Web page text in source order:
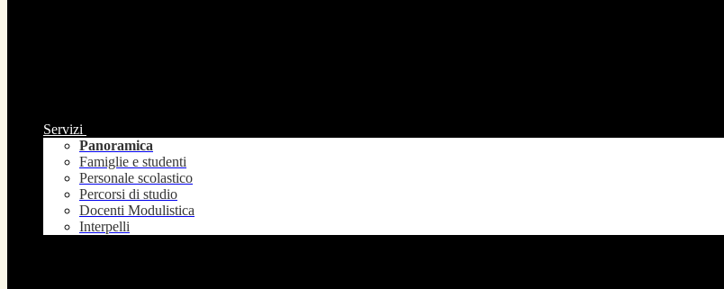
Servizi
Panoramica
Famiglie e studenti
Personale scolastico
Percorsi di studio
Docenti Modulistica
Interpelli